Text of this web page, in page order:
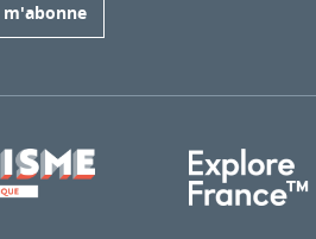
m'abonne